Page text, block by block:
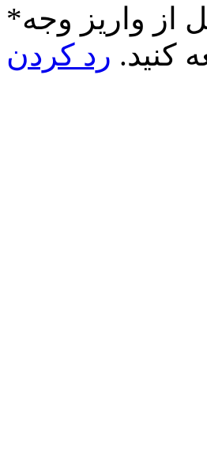
از واریز وجه
کنید. رد کردن